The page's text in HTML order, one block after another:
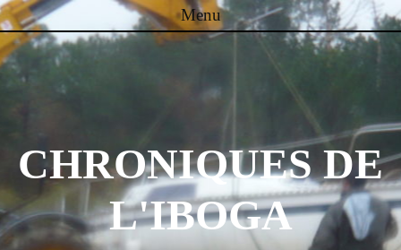
Menu
Skip to content
CHRONIQUES DE
L'IBOGA